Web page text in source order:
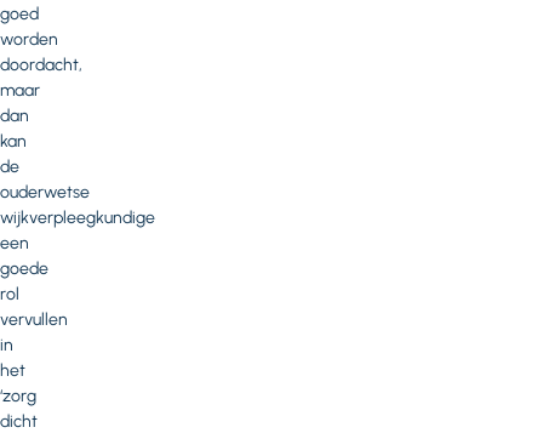
goed
worden
doordacht,
maar
dan
kan
de
ouderwetse
wijkverpleegkundige
een
goede
rol
vervullen
in
het
‘zorg
dicht